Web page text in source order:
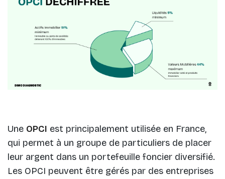
Une OPCI est principalement utilisée en France,
qui permet à un groupe de particuliers de placer
leur argent dans un portefeuille foncier diversifié.
Les OPCI peuvent être gérés par des entreprises